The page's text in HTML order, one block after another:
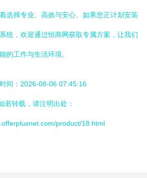
选择专业、高效与安心。如果您正计划安装
统，欢迎通过恒商网获取专属方案，让我们
的工作与生活环境。
间：2026-08-06 07:45:16
若转载，请注明出处：
product/18.html